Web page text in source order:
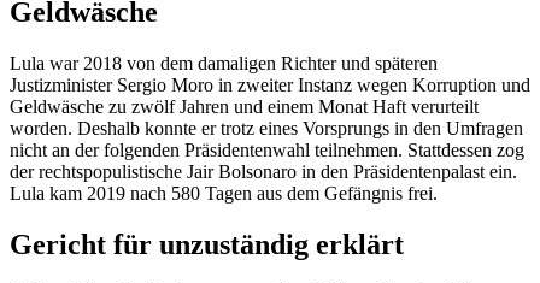
Geldwäsche
Lula war 2018 von dem damaligen Richter und späteren
Justizminister Sergio Moro in zweiter Instanz wegen Korruption und
Geldwäsche zu zwölf Jahren und einem Monat Haft verurteilt
worden. Deshalb konnte er trotz eines Vorsprungs in den Umfragen
nicht an der folgenden Präsidentenwahl teilnehmen. Stattdessen zog
der rechtspopulistische Jair Bolsonaro in den Präsidentenpalast ein.
Lula kam 2019 nach 580 Tagen aus dem Gefängnis frei.
Gericht für unzuständig erklärt